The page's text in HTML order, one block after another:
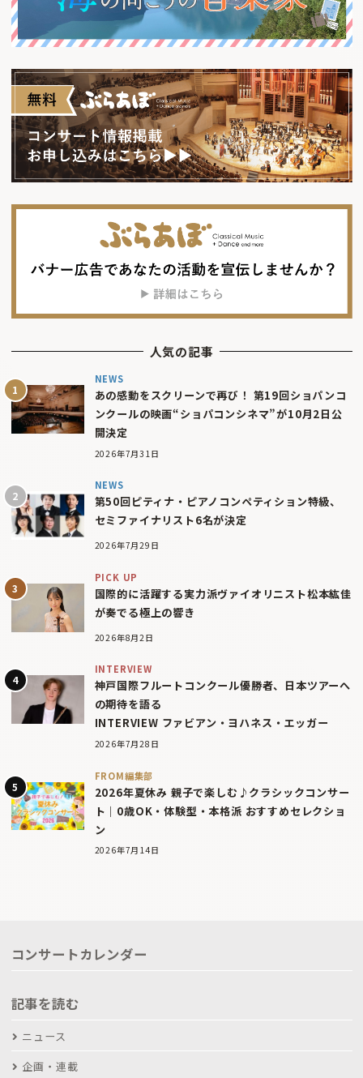
人気の記事
NEWS
あの感動をスクリーンで再び！ 第19回ショパンコ
ンクールの映画“ショパコンシネマ”が10月2日公
開決定
2026年7月31日
NEWS
第50回ピティナ・ピアノコンペティション特級、
セミファイナリスト6名が決定
2026年7月29日
PICK UP
国際的に活躍する実力派ヴァイオリニスト松本紘佳
が奏でる極上の響き
2026年8月2日
INTERVIEW
神戸国際フルートコンクール優勝者、日本ツアーへ
の期待を語る
INTERVIEW ファビアン・ヨハネス・エッガー
2026年7月28日
FROM編集部
2026年夏休み 親子で楽しむ♪クラシックコンサー
ト｜0歳OK・体験型・本格派 おすすめセレクショ
ン
2026年7月14日
コンサートカレンダー
記事を読む
ニュース
企画・連載